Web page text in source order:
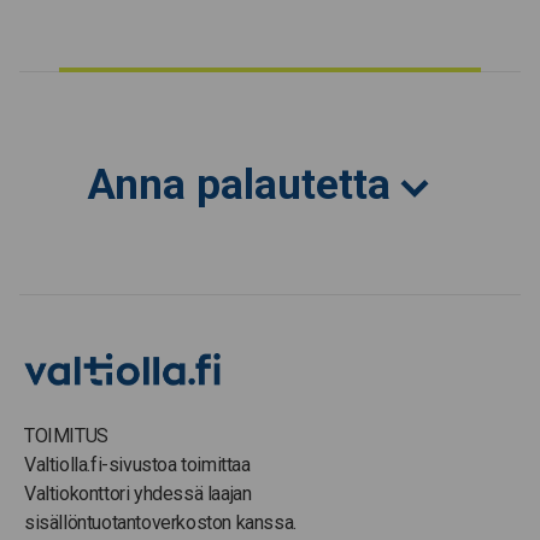
Anna palautetta
TOIMITUS
Valtiolla.fi-sivustoa toimittaa
Valtiokonttori yhdessä laajan
sisällöntuotantoverkoston kanssa.